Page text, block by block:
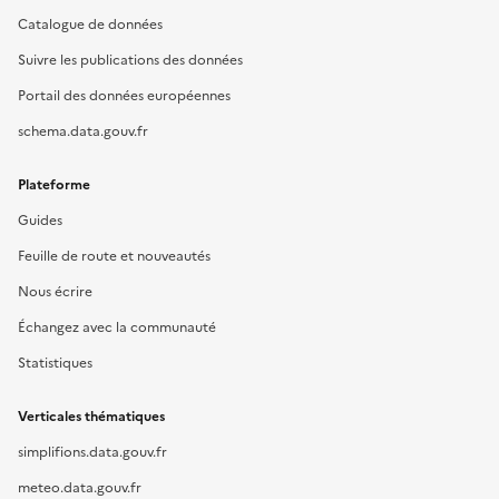
Catalogue de données
Suivre les publications des données
Portail des données européennes
schema.data.gouv.fr
Plateforme
Guides
Feuille de route et nouveautés
Nous écrire
Échangez avec la communauté
Statistiques
Verticales thématiques
simplifions.data.gouv.fr
meteo.data.gouv.fr